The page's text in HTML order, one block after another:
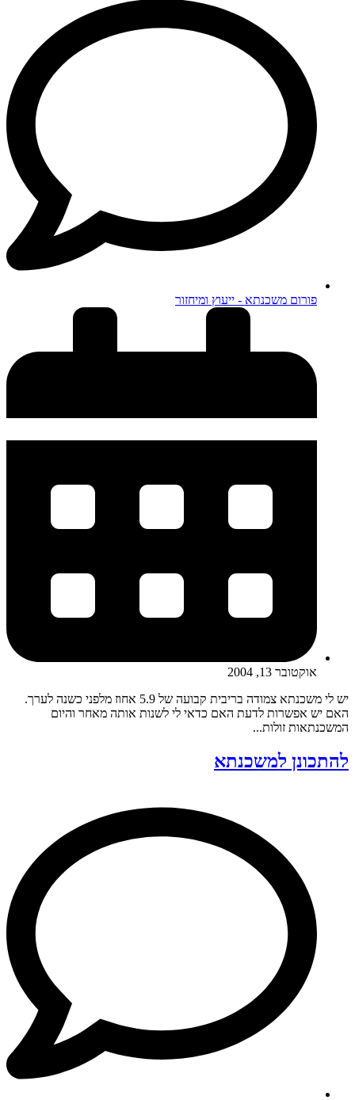
פורום משכנתא - ייעוץ ומיחזור
אוקטובר 13, 2004
יש לי משכנתא צמודה בריבית קבועה של 5.9 אחוז מלפני כשנה לערך.
האם יש אפשרות לדעת האם כדאי לי לשנות אותה מאחר והיום
המשכנתאות זולות...
להתכונן למשכנתא